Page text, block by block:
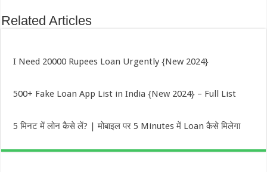
Related Articles
I Need 20000 Rupees Loan Urgently {New 2024}
500+ Fake Loan App List in India {New 2024} – Full List
5 मिनट में लोन कैसे लें? | मोबाइल पर 5 Minutes में Loan कैसे मिलेगा